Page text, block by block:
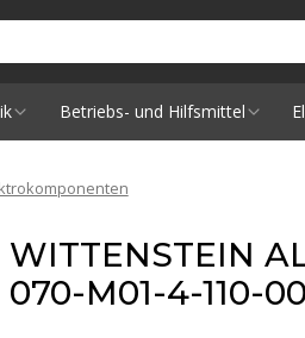
Betriebs- und Hilfsmittel
WITTENSTEIN
070-M01-4-110-